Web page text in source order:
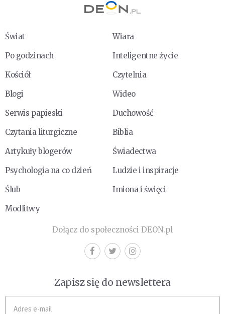
Świat
Wiara
Po godzinach
Inteligentne życie
Kościół
Czytelnia
Blogi
Wideo
Serwis papieski
Duchowość
Czytania liturgiczne
Biblia
Artykuły blogerów
Świadectwa
Psychologia na co dzień
Ludzie i inspiracje
Ślub
Imiona i święci
Modlitwy
Dołącz do społeczności DEON.pl
Zapisz się do newslettera